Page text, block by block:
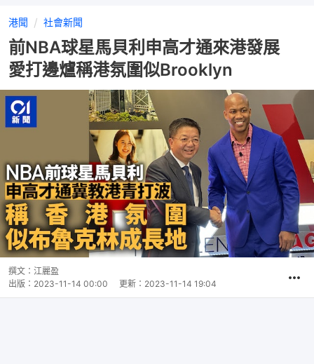
港聞 社會新聞
前NBA球星馬貝利申高才通來港發展
愛打邊爐稱港氛圍似Brooklyn
撰文： 江麗盈
出版： 2023-11-14 00:00 更新： 2023-11-14 19:04